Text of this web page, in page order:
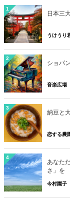
1
日本三
うけうり
2
ショパ
音楽広場
3
納豆と
恋する農
4
あなた
さ」を
今村園子